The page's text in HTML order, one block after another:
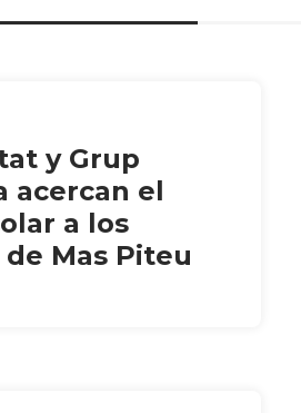
y Grup
acercan el
a los
Mas Piteu